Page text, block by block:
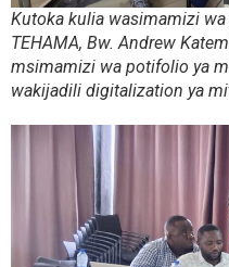
Kutoka kulia wasimamizi
TEHAMA, Bw. Andrew
msimamizi wa potifolio ya
wakijadili digitalization ya